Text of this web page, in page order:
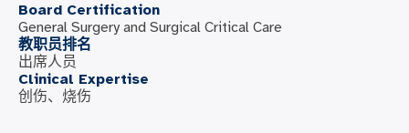
Board Certification
General Surgery and Surgical Critical Care
教职员排名
出席人员
Clinical Expertise
创伤、烧伤